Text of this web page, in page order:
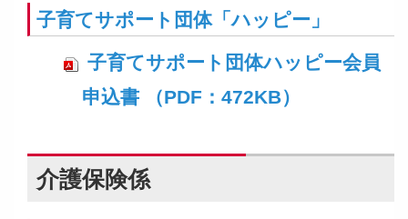
子育てサポート団体「ハッピー」
子育てサポート団体ハッピー会員
申込書 （PDF：472KB）
介護保険係